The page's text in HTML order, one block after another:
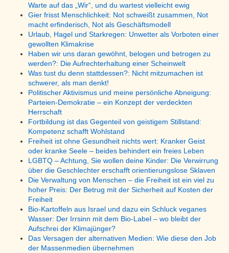
Warte auf das „Wir“, und du wartest vielleicht ewig
Gier frisst Menschlichkeit: Not schweißt zusammen, Not
macht erfinderisch, Not als Geschäftsmodell
Urlaub, Hagel und Starkregen: Unwetter als Vorboten einer
gewollten Klimakrise
Haben wir uns daran gewöhnt, belogen und betrogen zu
werden?: Die Aufrechterhaltung einer Scheinwelt
Was tust du denn stattdessen?: Nicht mitzumachen ist
schwerer, als man denkt!
Politischer Aktivismus und meine persönliche Abneigung:
Parteien-Demokratie – ein Konzept der verdeckten
Herrschaft
Fortbildung ist das Gegenteil von geistigem Stillstand:
Kompetenz schafft Wohlstand
Freiheit ist ohne Gesundheit nichts wert: Kranker Geist
oder kranke Seele – beides behindert ein freies Leben
LGBTQ – Achtung, Sie wollen deine Kinder: Die Verwirrung
über die Geschlechter erschafft orientierungslose Sklaven
Die Verwaltung von Menschen – die Freiheit ist ein viel zu
hoher Preis: Der Betrug mit der Sicherheit auf Kosten der
Freiheit
Bio-Kartoffeln aus Israel und dazu ein Schluck veganes
Wasser: Der Irrsinn mit dem Bio-Label – wo bleibt der
Aufschrei der Klimajünger?
Das Versagen der alternativen Medien: Wie diese den Job
der Massenmedien übernehmen